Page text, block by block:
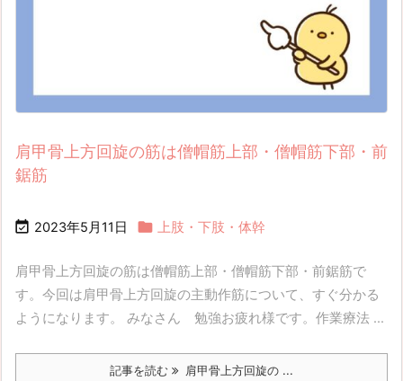
肩甲骨上方回旋の筋は僧帽筋上部・僧帽筋下部・前
鋸筋
 2023年5月11日  上肢・下肢・体幹
肩甲骨上方回旋の筋は僧帽筋上部・僧帽筋下部・前鋸筋で
す。今回は肩甲骨上方回旋の主動作筋について、すぐ分かる
ようになります。 みなさん 勉強お疲れ様です。作業療法 ...
記事を読む 肩甲骨上方回旋の ...